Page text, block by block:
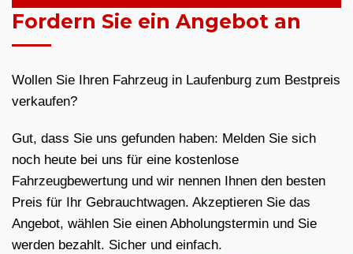
Fordern Sie ein Angebot an
Wollen Sie Ihren Fahrzeug in Laufenburg zum Bestpreis
verkaufen?
Gut, dass Sie uns gefunden haben: Melden Sie sich
noch heute bei uns für eine kostenlose
Fahrzeugbewertung und wir nennen Ihnen den besten
Preis für Ihr Gebrauchtwagen. Akzeptieren Sie das
Angebot, wählen Sie einen Abholungstermin und Sie
werden bezahlt. Sicher und einfach.